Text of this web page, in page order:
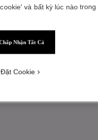
và bất kỳ lúc nào trong
Nhận Tất Cả
Cookie